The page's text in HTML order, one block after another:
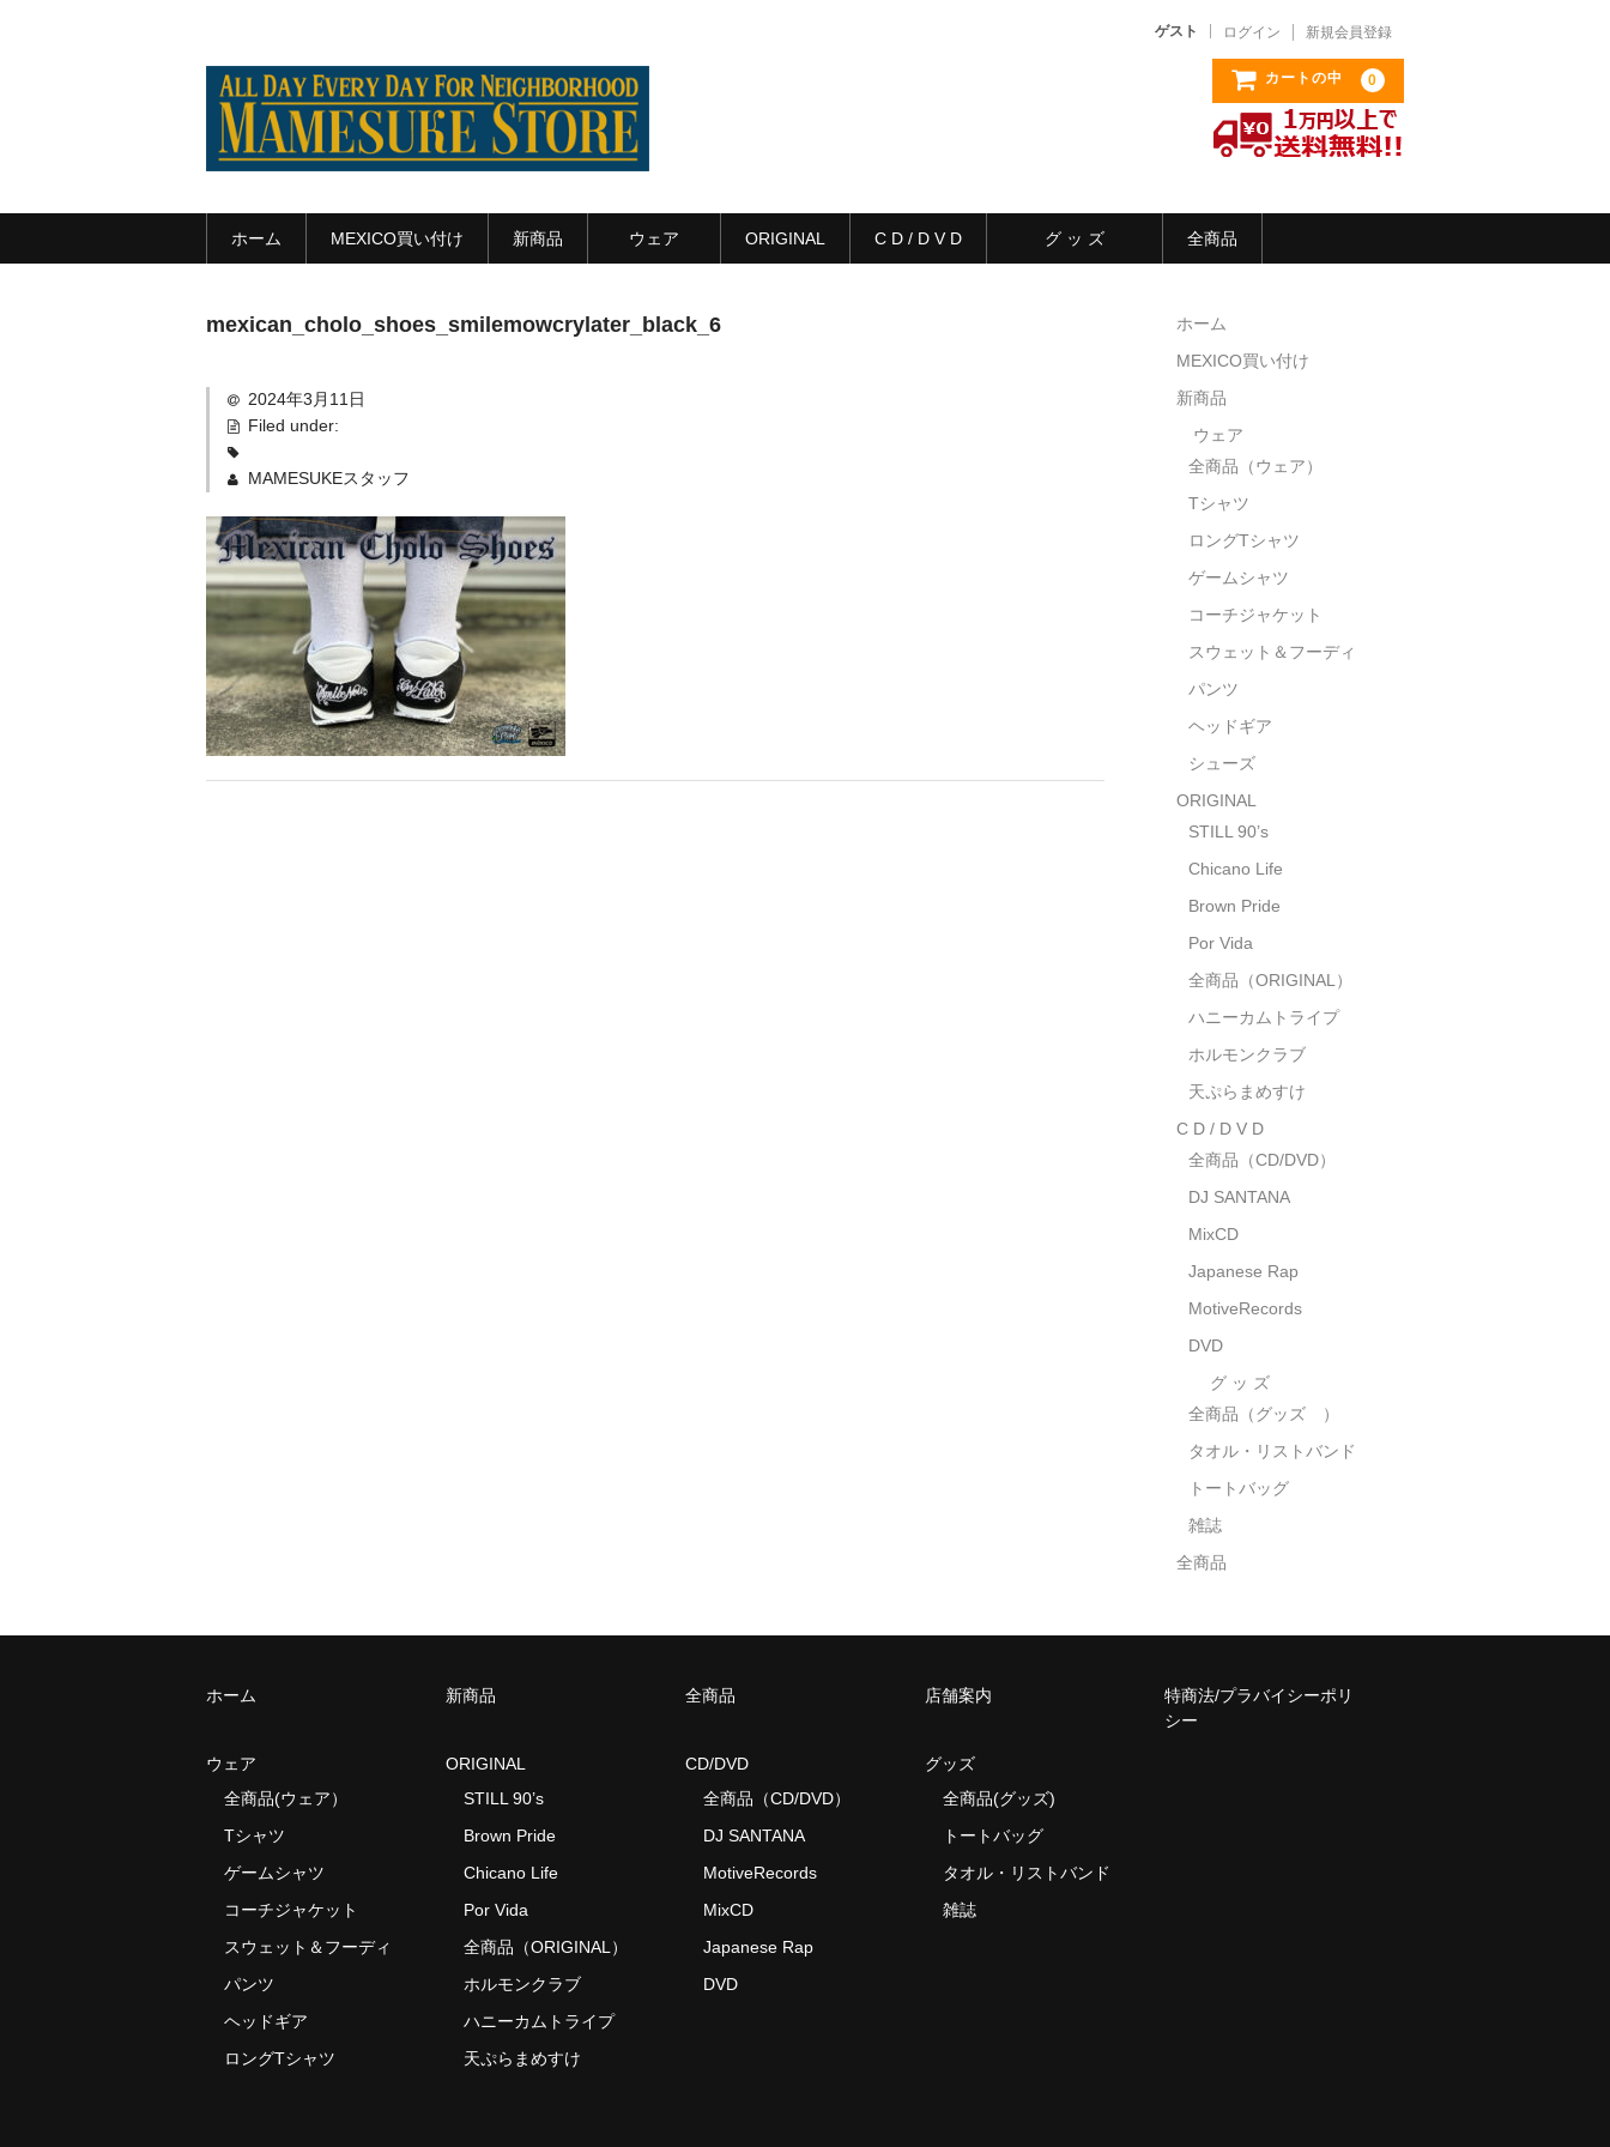
ゲスト ログイン 新規会員登録
カートの中 0
ホーム MEXICO買い付け 新商品 ウェア ORIGINAL C D / D V D グ ッ ズ 全商品
mexican_cholo_shoes_smilemowcrylater_black_6
2024年3月11日
Filed under:
MAMESUKEスタッフ
ホーム
MEXICO買い付け
新商品
ウェア
全商品（ウェア）
Tシャツ
ロングTシャツ
ゲームシャツ
コーチジャケット
スウェット＆フーディ
パンツ
ヘッドギア
シューズ
ORIGINAL
STILL 90’s
Chicano Life
Brown Pride
Por Vida
全商品（ORIGINAL）
ハニーカムトライプ
ホルモンクラブ
天ぷらまめすけ
C D / D V D
全商品（CD/DVD）
DJ SANTANA
MixCD
Japanese Rap
MotiveRecords
DVD
グ ッ ズ
全商品（グッズ ）
タオル・リストバンド
トートバッグ
雑誌
全商品
ホーム 新商品 全商品 店舗案内
特商法/プラバイシーポリ
シー
ウェア
全商品(ウェア）
Tシャツ
ゲームシャツ
コーチジャケット
スウェット＆フーディ
パンツ
ヘッドギア
ロングTシャツ
ORIGINAL
STILL 90’s
Brown Pride
Chicano Life
Por Vida
全商品（ORIGINAL）
ホルモンクラブ
ハニーカムトライプ
天ぷらまめすけ
CD/DVD
全商品（CD/DVD）
DJ SANTANA
MotiveRecords
MixCD
Japanese Rap
DVD
グッズ
全商品(グッズ)
トートバッグ
タオル・リストバンド
雑誌